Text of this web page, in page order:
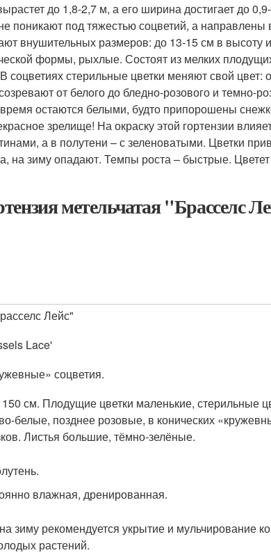
до 1,8-2,7 м, а его ширина достигает до
поникают под тяжестью соцветий, а направлены
внушительных размеров: до 13-15 см в высоту
формы, рыхлые. Состоят из мелких
соцветиях стерильные цветки меняют свой цвет:
от белого до бледно-розового и темно-
остаются белыми, будто припорошены
зрелище! На окраску этой гортензии
а в полутени – с зеленоватыми. Цветки
на зиму опадают. Темпы роста – быстрые.
метельчатая "Брасселс
Лейс"
Lace'
соцветия.
см. Плодущие цветки маленькие, стерильные
белые, позднее розовые, в конических
Листья большие, тёмно-зелёные.
влажная, дренированная.
зиму рекомендуется укрытие и мульчирование
растений.